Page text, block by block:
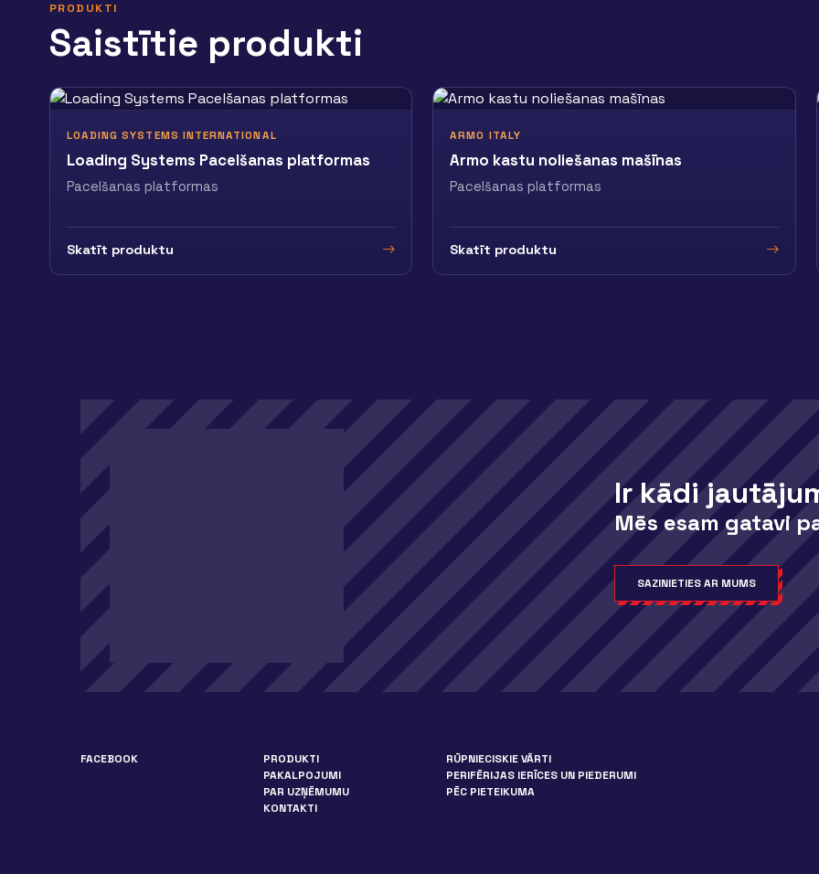
PRODUKTI
Saistītie produkti
LOADING SYSTEMS INTERNATIONAL
Loading Systems Pacelšanas platformas
Pacelšanas platformas
Skatīt produktu
ARMO ITALY
Armo kastu noliešanas mašīnas
Pacelšanas platformas
Skatīt produktu
Ir kādi
Mēs esam gatavi
SAZINIETIES AR MUMS
FACEBOOK
PRODUKTI
PAKALPOJUMI
PAR UZŅĒMUMU
KONTAKTI
RŪPNIECISKIE VĀRTI
PERIFĒRIJAS IERĪCES UN PIEDERUMI
PĒC PIETEIKUMA